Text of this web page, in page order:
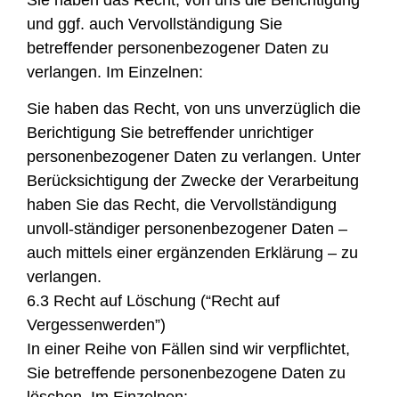
und ggf. auch Vervollständigung Sie
betreffender personenbezogener Daten zu
verlangen. Im Einzelnen:
Sie haben das Recht, von uns unverzüglich die
Berichtigung Sie betreffender unrichtiger
personenbezogener Daten zu verlangen. Unter
Berücksichtigung der Zwecke der Verarbeitung
haben Sie das Recht, die Vervollständigung
unvoll-ständiger personenbezogener Daten –
auch mittels einer ergänzenden Erklärung – zu
verlangen.
6.3 Recht auf Löschung (“Recht auf
Vergessenwerden”)
In einer Reihe von Fällen sind wir verpflichtet,
Sie betreffende personenbezogene Daten zu